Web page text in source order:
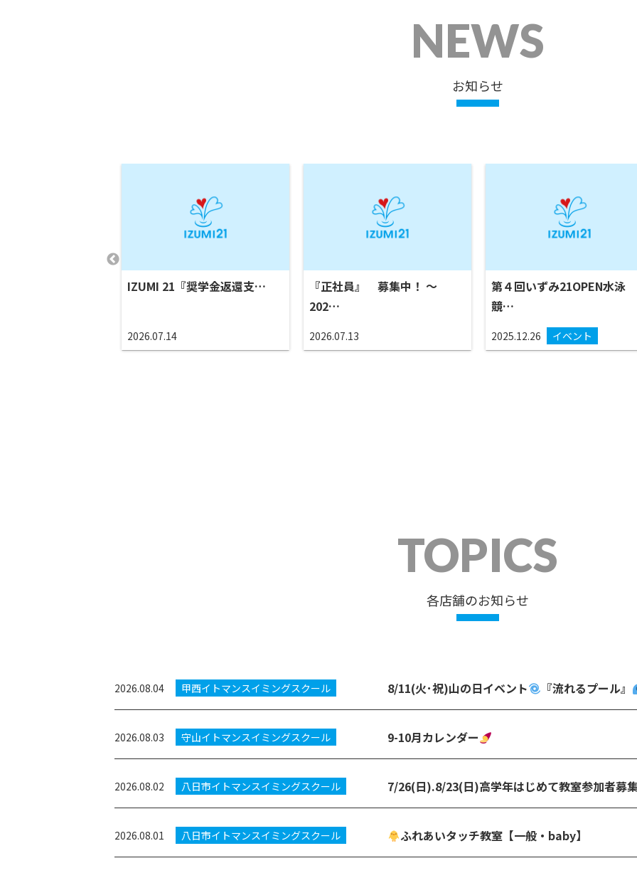
NEWS
お知らせ
IZUMI 21『奨学金返還支…
2026.07.14
『正社員』 募集中！ ～
202…
2026.07.13
第４回いずみ21OPEN水泳
競…
2025.12.26 イベント
TOPICS
各店舗のお知らせ
2026.08.04 甲西イトマンスイミングスクール 8/11(火･祝)山の日イベント 『流れるプール』
2026.08.03 守山イトマンスイミングスクール 9-10月カレンダー
2026.08.02 八日市イトマンスイミングスクール 7/26(日).8/23(日)高学年はじめて教室参加者
2026.08.01 八日市イトマンスイミングスクール ふれあいタッチ教室【一般・baby】